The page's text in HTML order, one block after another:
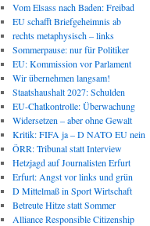
Vom Elsass nach Baden: Freibad
EU schafft Briefgeheimnis ab
rechts metaphysisch – links
Sommerpause: nur für Politiker
EU: Kommission vor Parlament
Wir übernehmen langsam!
Staatshaushalt 2027: Schulden
EU-Chatkontrolle: Überwachung
Widersetzen – aber ohne Gewalt
Kritik: FIFA ja – D NATO EU nein
ÖRR: Tribunal statt Interview
Hetzjagd auf Journalisten Erfurt
Erfurt: Angst vor links und grün
D Mittelmaß in Sport Wirtschaft
Betreute Hitze statt Sommer
Alliance Responsible Citizenship